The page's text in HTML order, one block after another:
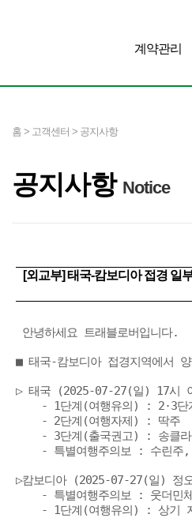
계약관리
홈 > 고객센터 > 공지사항
공지사항 Notice
[외교부] 태국-캄보디아 접경 일
안녕하세요 트래블로버입니다.
■ 태국-캄보디아 접경지역에서
▷ 태국 (2025-07-27(일) 17시
- 1단계(여행유의) : 2·3단
    - 2단계(여행자제) : 딱주
- 3단계(출국권고) : 송클
- 특별여행주의보 : 수린주
▷캄보디아 (2025-07-27(일) 정
- 특별여행주의보 : 웃더민
- 1단계(여행유의) : 상기